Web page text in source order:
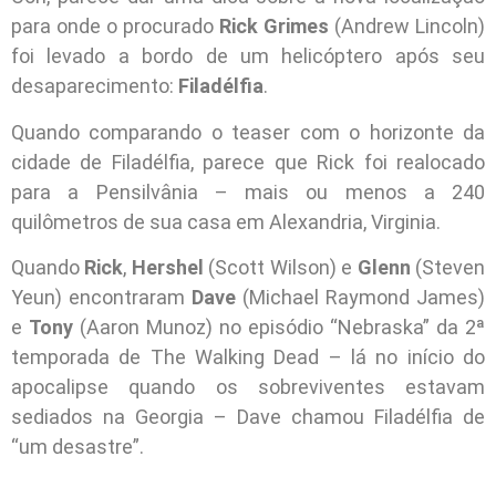
para onde o procurado Rick Grimes (Andrew Lincoln)
foi levado a bordo de um helicóptero após seu
desaparecimento: Filadélfia.
Quando comparando o teaser com o horizonte da
cidade de Filadélfia, parece que Rick foi realocado
para a Pensilvânia – mais ou menos a 240
quilômetros de sua casa em Alexandria, Virginia.
Quando Rick, Hershel (Scott Wilson) e Glenn (Steven
Yeun) encontraram Dave (Michael Raymond James)
e Tony (Aaron Munoz) no episódio “Nebraska” da 2ª
temporada de The Walking Dead – lá no início do
apocalipse quando os sobreviventes estavam
sediados na Georgia – Dave chamou Filadélfia de
“um desastre”.